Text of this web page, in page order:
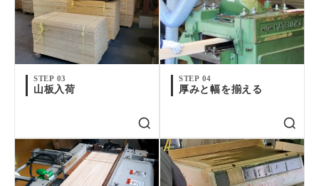
STEP 03
山板入荷
STEP 04
厚みと幅を揃える